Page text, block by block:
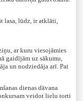
lasa, lūdz, ir atklāti,
ar kuru viesojāmies
gaidījām uz sākumu,
un nodziedāja arī. Pat
dienas dāvana
veidot lielu torti